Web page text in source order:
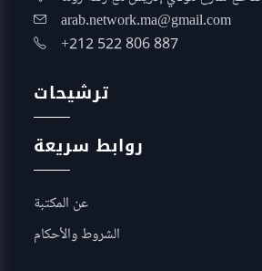
arab.network.ma@gmail.com
+212 522 806 887
ترشيحات
روابط سريعة
عن المكتبة
الشروط والأحكام